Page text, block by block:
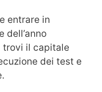
entrare in
dell’anno
trovi il capitale
dei test e